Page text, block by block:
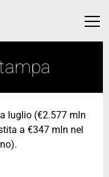
Menu
luglio (€2.577 mln
a €347 mln nel